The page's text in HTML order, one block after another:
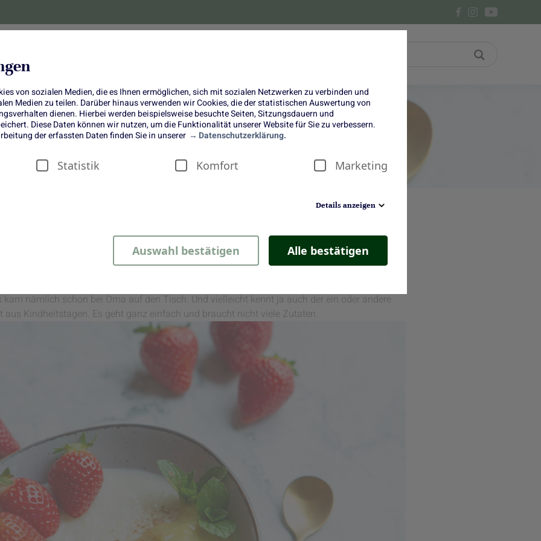
von sozialen Medien, die es Ihnen ermöglichen, sich mit sozialen Netzwerken zu verbinden und
Medien zu teilen. Darüber hinaus verwenden wir Cookies, die der statistischen Auswertung von
dienen. Hierbei werden beispielsweise besuchte Seiten, Sitzungsdauern und
Diese Daten können wir nutzen, um die Funktionalität unserer Website für Sie zu verbessern.
der erfassten Daten finden Sie in unserer
Datenschutzerklärung.
Statistik Komfort Marketing
Details anzeigen
Auswahl bestätigen Alle bestätigen
Rhabarberkompott mit Milchreis
besonders dann, wenn wir damit Erinnerungen verknüpfen. Deshalb haben wir im Rahmen
nämlich schon bei Oma auf den Tisch. Und vielleicht kennt ja auch der ein oder andere
aus Kindheitstagen. Es geht ganz einfach und braucht nicht viele Zutaten.